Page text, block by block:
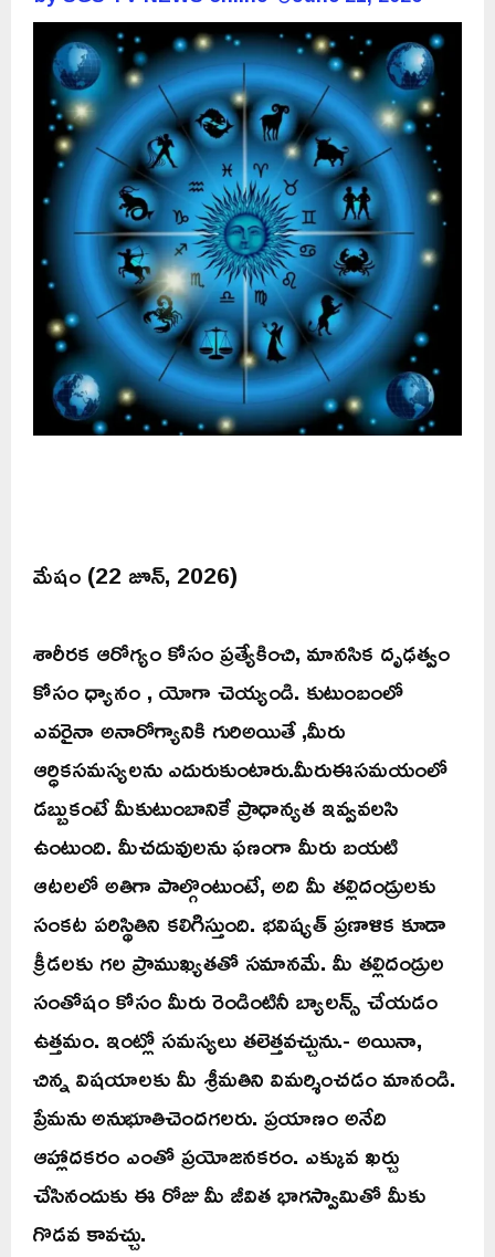
మేషం (22 జూన్, 2026)
శారీరక ఆరోగ్యం కోసం ప్రత్యేకించి, మానసిక దృఢత్వం
కోసం ధ్యానం , యోగా చెయ్యండి. కుటుంబంలో
ఎవరైనా అనారోగ్యానికి గురిఅయితే ,మీరు
ఆర్ధికసమస్యలను ఎదురుకుంటారు.మీరుఈసమయంలో
డబ్బుకంటే మీకుటుంబానికే ప్రాధాన్యత ఇవ్వవలసి
ఉంటుంది. మీచదువులను ఫణంగా మీరు బయటి
ఆటలలో అతిగా పాల్గొంటుంటే, అది మీ తల్లిదండ్రులకు
సంకట పరిస్థితిని కలిగిస్తుంది. భవిష్యత్ ప్రణాళిక కూడా
క్రీడలకు గల ప్రాముఖ్యతతో సమానమే. మీ తల్లిదండ్రుల
సంతోషం కోసం మీరు రెండింటినీ బ్యాలన్స్ చేయడం
ఉత్తమం. ఇంట్లో సమస్యలు తలెత్తవచ్చును.- అయినా,
చిన్న విషయాలకు మీ శ్రీమతిని విమర్శించడం మానండి.
ప్రేమను అనుభూతిచెందగలరు. ప్రయాణం అనేది
ఆహ్లాదకరం ఎంతో ప్రయోజనకరం. ఎక్కువ ఖర్చు
చేసినందుకు ఈ రోజు మీ జీవిత భాగస్వామితో మీకు
గొడవ కావచ్చు.